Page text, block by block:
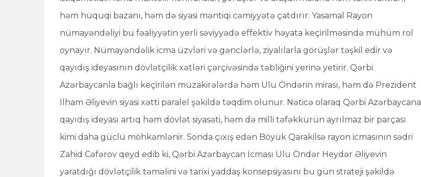
həm hüquqi bazanı, həm də siyasi məntiqi cəmiyyətə çatdırır. Yasamal Rayon
nümayəndəliyi bu fəaliyyətin yerli səviyyədə effektiv həyata keçirilməsində mühüm rol
oynayır. Nümayəndəlik icma üzvləri və gənclərlə, ziyalılarla görüşlər təşkil edir və
qayıdış ideyasının dövlətçilik xətləri çərçivəsində təbliğini yerinə yetirir. Qərbi
Azərbaycanla bağlı keçirilən müzakirələrdə həm Ulu Öndərin mirası, həm də Prezident
İlham Əliyevin siyasi xətti paralel şəkildə təqdim olunur. Nəticə olaraq Qərbi Azərbaycana
qayıdış ideyası artıq həm dövlət siyasəti, həm də milli təfəkkürün ayrılmaz bir parçası
kimi daha güclü möhkəmlənir. Sonda çıxış edən Böyük Qarakilsə rayon icmasının sədri
Zahid Cəfərov qeyd edib ki, Qərbi Azərbaycan İcması Ulu Öndər Heydər Əliyevin
yaratdığı dövlətçilik təməlini və tarixi yaddaş konsepsiyasını bu gün strateji şəkildə